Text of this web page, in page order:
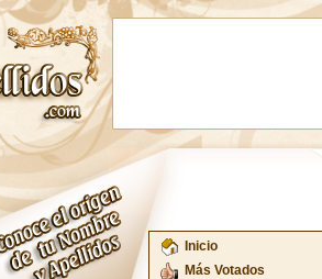
Inicio
Más Votados